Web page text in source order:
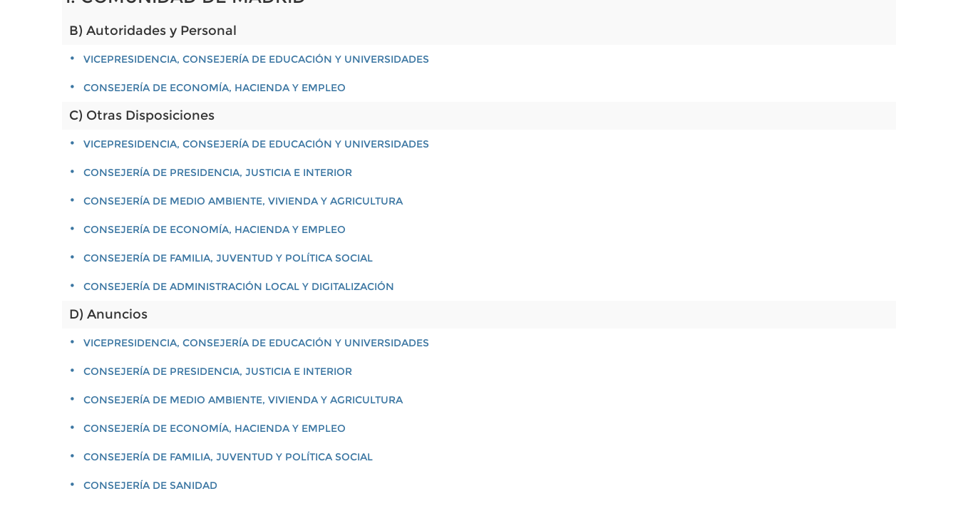
B) Autoridades y Personal
VICEPRESIDENCIA, CONSEJERÍA DE EDUCACIÓN Y UNIVERSIDADES
CONSEJERÍA DE ECONOMÍA, HACIENDA Y EMPLEO
C) Otras Disposiciones
VICEPRESIDENCIA, CONSEJERÍA DE EDUCACIÓN Y UNIVERSIDADES
CONSEJERÍA DE PRESIDENCIA, JUSTICIA E INTERIOR
CONSEJERÍA DE MEDIO AMBIENTE, VIVIENDA Y AGRICULTURA
CONSEJERÍA DE ECONOMÍA, HACIENDA Y EMPLEO
CONSEJERÍA DE FAMILIA, JUVENTUD Y POLÍTICA SOCIAL
CONSEJERÍA DE ADMINISTRACIÓN LOCAL Y DIGITALIZACIÓN
D) Anuncios
VICEPRESIDENCIA, CONSEJERÍA DE EDUCACIÓN Y UNIVERSIDADES
CONSEJERÍA DE PRESIDENCIA, JUSTICIA E INTERIOR
CONSEJERÍA DE MEDIO AMBIENTE, VIVIENDA Y AGRICULTURA
CONSEJERÍA DE ECONOMÍA, HACIENDA Y EMPLEO
CONSEJERÍA DE FAMILIA, JUVENTUD Y POLÍTICA SOCIAL
CONSEJERÍA DE SANIDAD